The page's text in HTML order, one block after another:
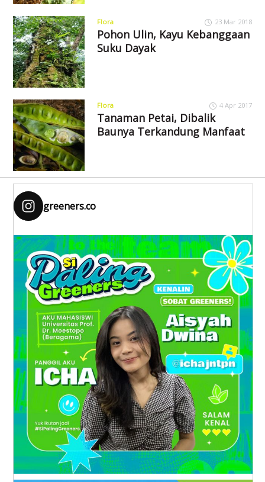
Flora 23 Mar 2018
Pohon Ulin, Kayu Kebanggaan
Suku Dayak
Flora 4 Apr 2017
Tanaman Petai, Dibalik
Baunya Terkandung Manfaat
greeners.co